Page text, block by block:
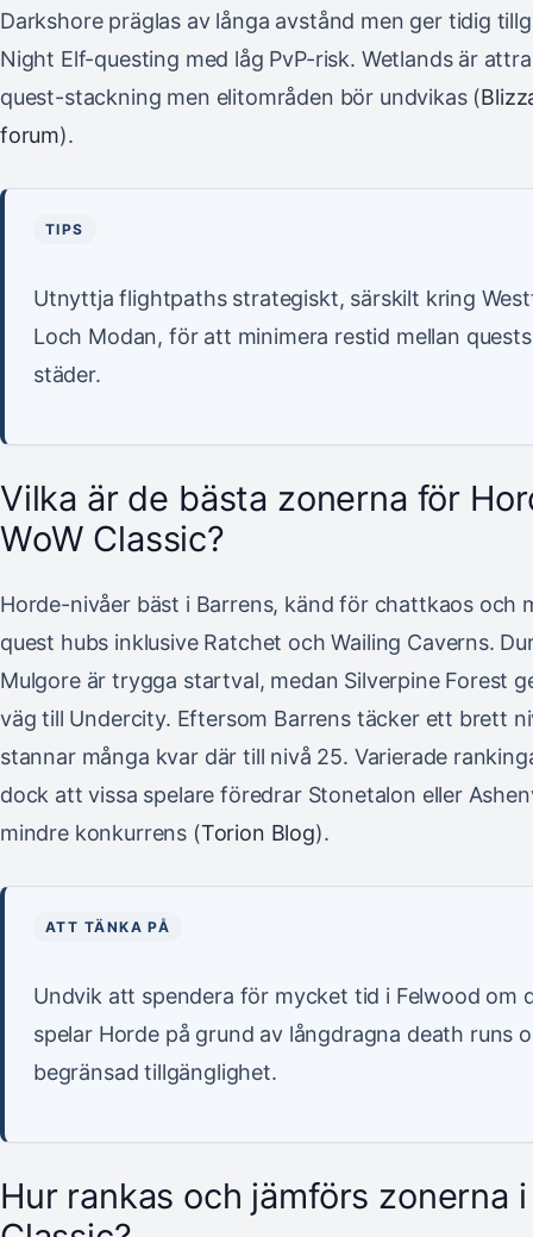
Darkshore präglas av långa avstånd men ger tidig
Night Elf-questing med låg PvP-risk. Wetlands är
quest-stackning men elitområden bör undvikas (
forum).
TIPS
Utnyttja flightpaths strategiskt, särskilt kring
Loch Modan, för att minimera restid mellan
städer.
Vilka är de bästa zonerna för
WoW Classic?
Horde-nivåer bäst i Barrens, känd för chattkaos och
quest hubs inklusive Ratchet och Wailing Caverns.
Mulgore är trygga startval, medan Silverpine Forest
väg till Undercity. Eftersom Barrens täcker ett brett
stannar många kvar där till nivå 25. Varierade
dock att vissa spelare föredrar Stonetalon eller
mindre konkurrens (Torion Blog).
ATT TÄNKA PÅ
Undvik att spendera för mycket tid i Felwood om
spelar Horde på grund av långdragna death runs
begränsad tillgänglighet.
Hur rankas och jämförs zonerna i